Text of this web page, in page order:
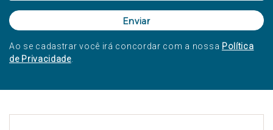
Ao se cadastrar você irá concordar com a nossa Política
de Privacidade.